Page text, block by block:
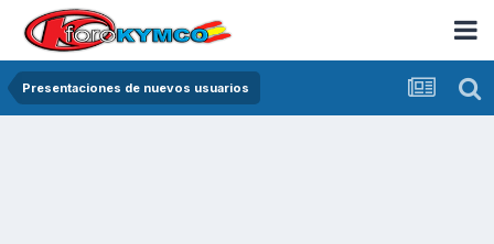
Presentaciones de nuevos usuarios